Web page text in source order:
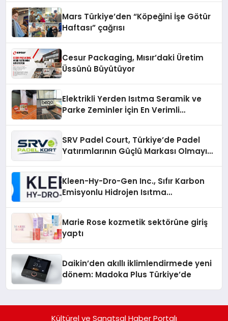
Mars Türkiye’den “Köpeğini İşe Götür
Haftası” çağrısı
Cesur Packaging, Mısır’daki Üretim
Üssünü Büyütüyor
Elektrikli Yerden Isıtma Seramik ve
Parke Zeminler İçin En Verimli
SRV Padel Court, Türkiye’de Padel
Yatırımlarının Güçlü Markası Olmayı
Kleen-Hy-Dro-Gen Inc., Sıfır Karbon
Emisyonlu Hidrojen Isıtma
Marie Rose kozmetik sektörüne giriş
yaptı
Daikin’den akıllı iklimlendirmede yeni
dönem: Madoka Plus Türkiye’de
Kültürel ve Sanatsal Haber Portalı